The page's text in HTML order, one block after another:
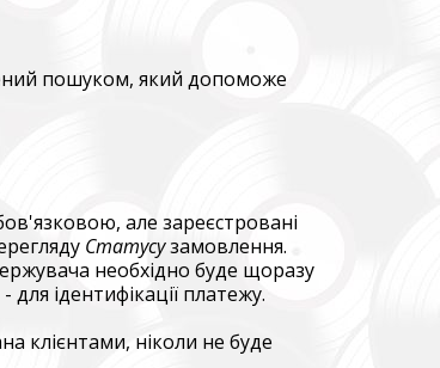
пошуком, який допоможе
але зареєстровані
Статусузамовлення.
необхідно буде щоразу
ідентифікації платежу.
клієнтами, ніколи не буде